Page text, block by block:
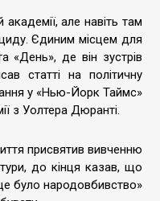
але навіть там
Єдиним місцем для
«День», де він зустрів
статті на політичну
у «Нью-Йорк Таймс»
з Уолтера Дюранті.
присвятив вивченню
до кінця казав, що
було народовбивство»